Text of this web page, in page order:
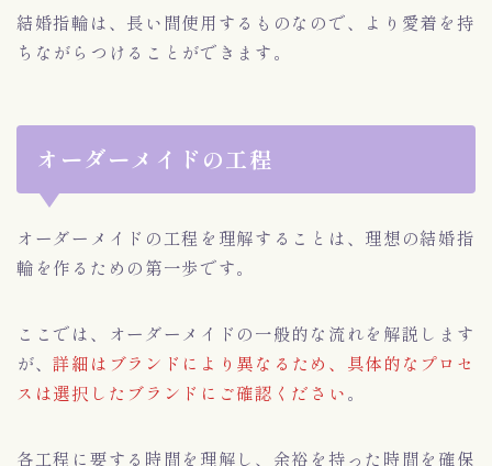
結婚指輪は、長い間使用するものなので、より愛着を持
ちながらつけることができます。
オーダーメイドの工程
オーダーメイドの工程を理解することは、理想の結婚指
輪を作るための第一歩です。
ここでは、オーダーメイドの一般的な流れを解説します
が、詳細はブランドにより異なるため、具体的なプロセ
スは選択したブランドにご確認ください。
各工程に要する時間を理解し、余裕を持った時間を確保